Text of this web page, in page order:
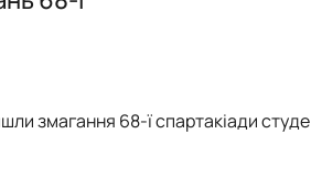
змагання 68-ї спартакіади